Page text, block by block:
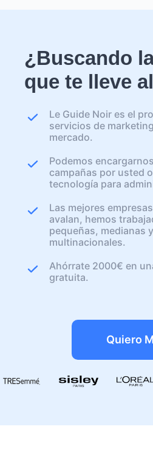
¿Buscando
que te lleve
Le Guide Noir es el
servicios de
mercado.
Podemos
campañas por usted
tecnología para
Las mejores
avalan, hemos
pequeñas, medianas
multinacionales.
Ahórrate 2000€ en
gratuita.
Quiero